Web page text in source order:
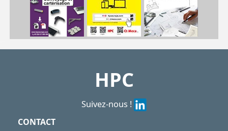
HPC
Suivez-nous !
CONTACT